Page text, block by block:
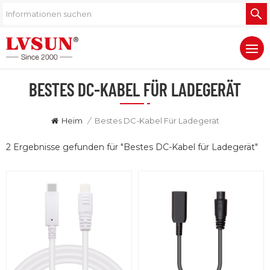
BESTES DC-KABEL FÜR LADEGERÄT
Heim / Bestes DC-Kabel Für Ladegerät
2 Ergebnisse gefunden für "Bestes DC-Kabel für Ladegerät"